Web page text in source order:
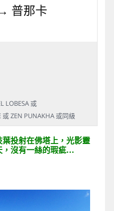
，牆上共放置25,000尊
同的菩薩，祈以為眾生
。
)的母親Ashi Phuntsho
下下令建造的。
楚克 國王希望建立這樣
世界和平的紀念塔。
的寺院之一。這裡設有
學習基於佛教哲學的藏